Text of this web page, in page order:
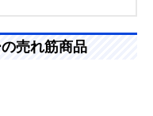
売れ筋商品